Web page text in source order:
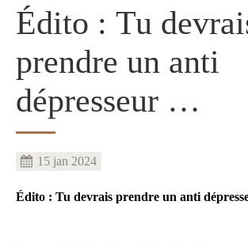
d'Ariane
Édito : Tu
prendre un anti
dépresseur …
15 jan 2024
Édito : Tu devrais prendre un anti